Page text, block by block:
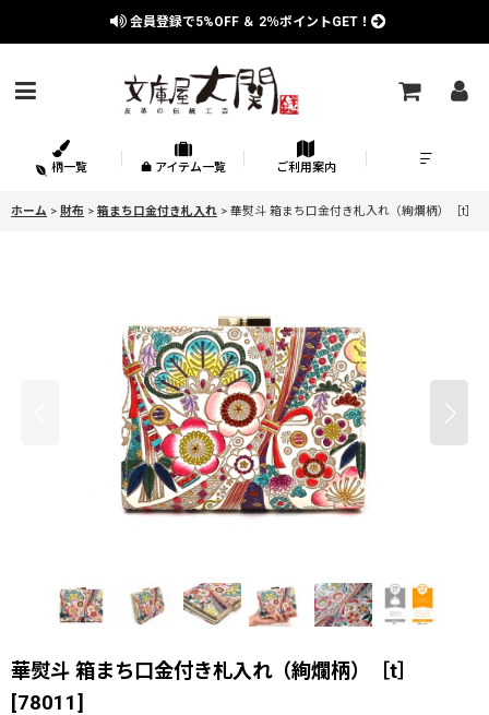
会員登録で5%OFF ＆ 2％ポイントGET！
柄一覧 アイテム一覧 ご利用案内
ホーム > 財布 > 箱まち口金付き札入れ > 華熨斗 箱まち口金付き札入れ（絢爛柄）［t］
華熨斗 箱まち口金付き札入れ（絢爛柄）［t］
[78011]